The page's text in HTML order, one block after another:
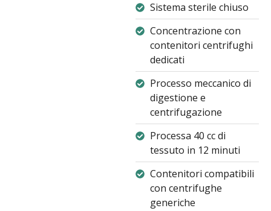
Sistema sterile chiuso
Concentrazione con
contenitori centrifughi
dedicati
Processo meccanico di
digestione e
centrifugazione
Processa 40 cc di
tessuto in 12 minuti
Contenitori compatibili
con centrifughe
generiche